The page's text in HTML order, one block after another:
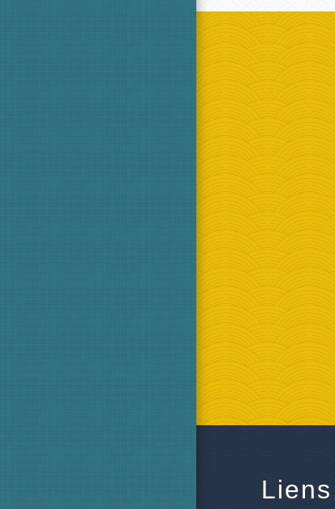
Liens